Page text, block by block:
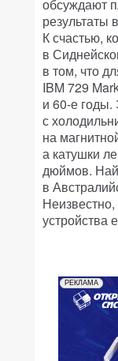
обсуждают
результаты
К счастью,
в
в том, что
IBM 729
и 60-е годы.
с
на
а катушки
дюймов.
в
устройства
РЕКЛАМА